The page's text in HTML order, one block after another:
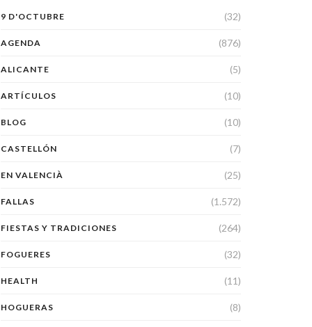
9 D'OCTUBRE (32)
AGENDA (876)
ALICANTE (5)
ARTÍCULOS (10)
BLOG (10)
CASTELLÓN (7)
EN VALENCIÀ (25)
FALLAS (1.572)
FIESTAS Y TRADICIONES (264)
FOGUERES (32)
HEALTH (11)
HOGUERAS (8)